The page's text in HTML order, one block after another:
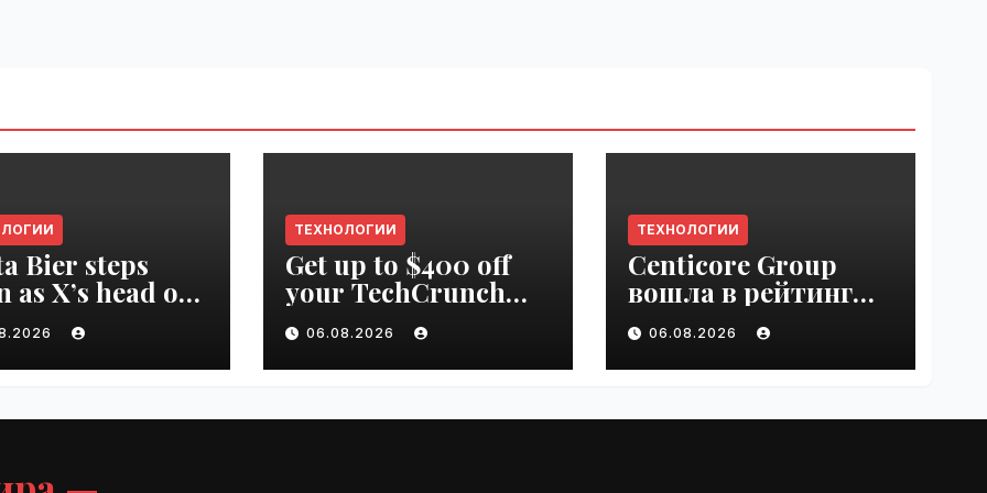
Bier steps
as X’s head of
| VseTime.ru
ТЕХНОЛОГИИ
Get up to $400 off
your TechCrunch
Disrupt 2026 pass
until Friday |
VseTime.ru
06.08.2026
ТЕХНОЛОГИИ
Centicore Group
вошла в рейтинг
«CNews500:
Крупнейшие ИТ-
компании России» |
06.08.2026